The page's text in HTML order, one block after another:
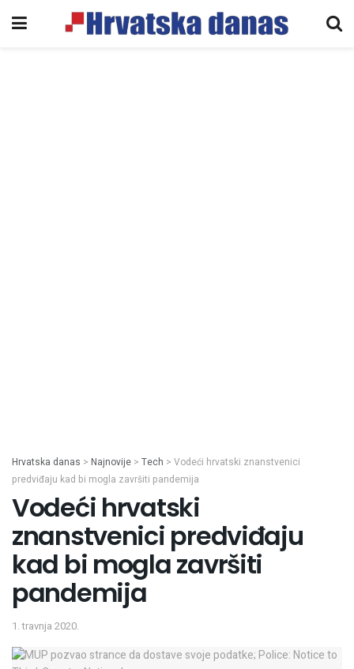
Hrvatska danas > Najnovije > Tech > Vodeći hrvatski znanstvenici
predviđaju kad bi mogla završiti pandemija
Vodeći hrvatski
znanstvenici predviđaju
kad bi mogla završiti
pandemija
1. travnja 2020.